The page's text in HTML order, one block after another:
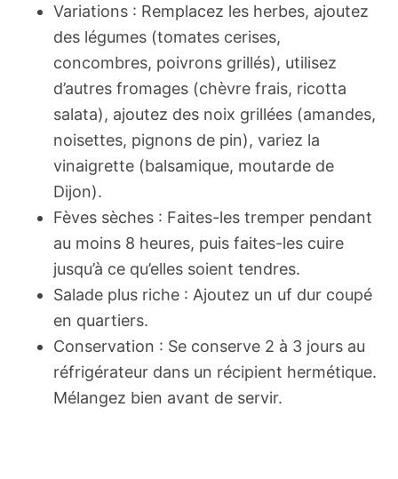
Variations : Remplacez les herbes, ajoutez
des légumes (tomates cerises,
concombres, poivrons grillés), utilisez
d’autres fromages (chèvre frais, ricotta
salata), ajoutez des noix grillées (amandes,
noisettes, pignons de pin), variez la
vinaigrette (balsamique, moutarde de
Dijon).
Fèves sèches : Faites-les tremper pendant
au moins 8 heures, puis faites-les cuire
jusqu’à ce qu’elles soient tendres.
Salade plus riche : Ajoutez un uf dur coupé
en quartiers.
Conservation : Se conserve 2 à 3 jours au
réfrigérateur dans un récipient hermétique.
Mélangez bien avant de servir.